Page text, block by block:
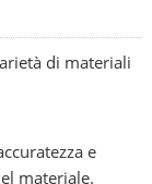
di materiali
e
materiale.